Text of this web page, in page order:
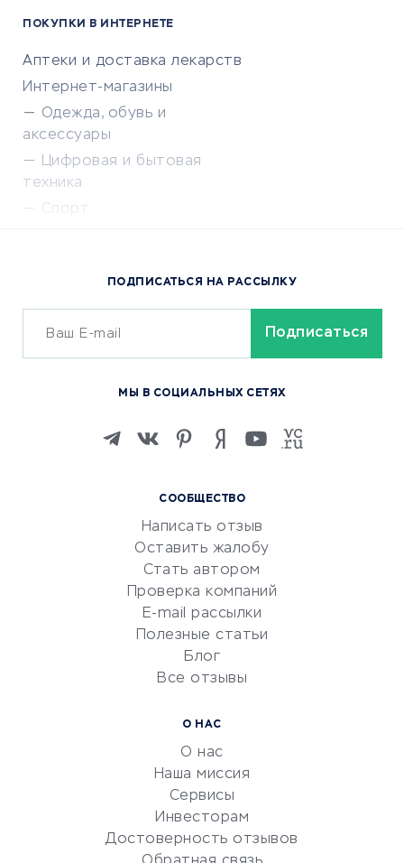
ПОКУПКИ В ИНТЕРНЕТЕ
Аптеки и доставка лекарств
Интернет-магазины
Одежда, обувь и
аксессуары
Цифровая и бытовая
техника
Спорт
Сервисы доставки
ОБУЧЕНИЕ И РАБОТА
Изучение иностранных
Маркетинг и продажи
Репетиторство
Красота и здоровье
Сервисы по поиску работы
Сетевой маркетинг
УСЛУГИ ДЛЯ БИЗНЕСА
документооборот
СООБЩЕСТВО
Написать отзыв
Оставить жалобу
Стать автором
Проверка компаний
E-mail рассылки
Полезные статьи
Блог
Все отзывы
О НАС
О нас
Наша миссия
Сервисы
Инвесторам
Достоверность отзывов
ПОДПИСАТЬСЯ НА РАССЫЛКУ
МЫ В СОЦИАЛЬНЫХ СЕТЯХ